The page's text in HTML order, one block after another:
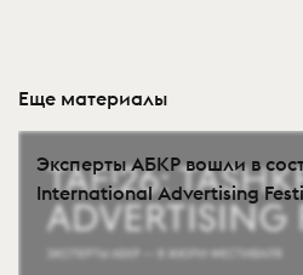
Еще материалы
Эксперты АБКР вошли в
International Advertising